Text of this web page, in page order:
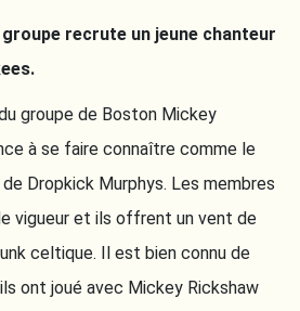
groupe recrute un jeune chanteur
groupe de Boston Mickey
à se faire connaître comme le
Dropkick Murphys. Les membres
vigueur et ils offrent un vent de
celtique. Il est bien connu de
ont joué avec Mickey Rickshaw